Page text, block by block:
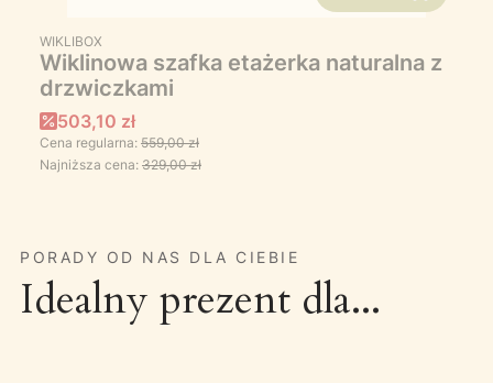
PRODUCENT
WIKLIBOX
Wiklinowa szafka etażerka naturalna z
drzwiczkami
Cena promocyjna
503,10 zł
Cena regularna: 559,00 zł
Najniższa cena: 329,00 zł
PORADY OD NAS DLA CIEBIE
Idealny prezent dla...